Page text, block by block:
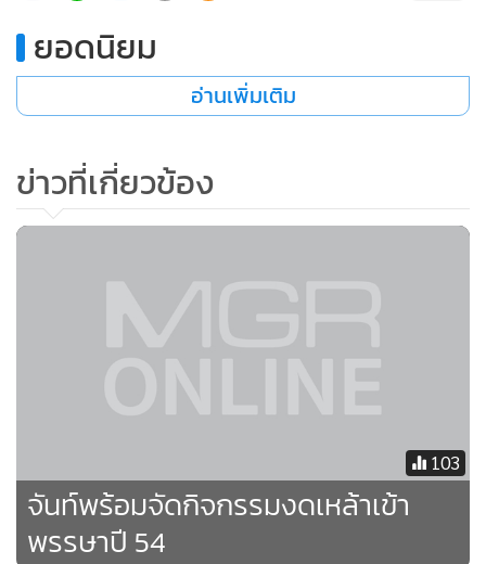
ยอดนิยม
อ่านเพิ่มเติม
ข่าวที่เกี่ยวข้อง
103
จันท์พร้อมจัดกิจกรรมงดเหล้าเข้า
พรรษาปี 54